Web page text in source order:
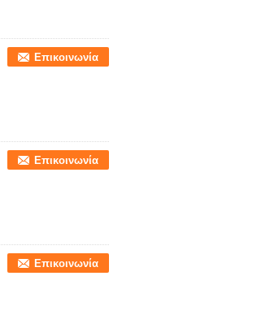
Επικοινωνία
Επικοινωνία
Επικοινωνία